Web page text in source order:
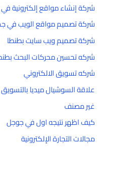
شركة إنشاء مواقع إلكترونية
شركة تصميم مواقع الويب في
شركة تصميم ويب سايت بطنطا
شركه تحسين محركات البحث
شركه تسويق الالكتروني
علاقة السوشيال ميديا بالتسويق
غير مصنف
كيف اظهر نتيجه اول في جوجل
مجالات التجارة الإلكترونية